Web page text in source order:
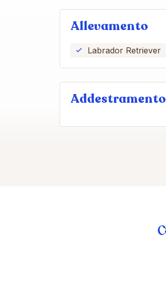
Allevamento
Labrador Retriever
Addestramento